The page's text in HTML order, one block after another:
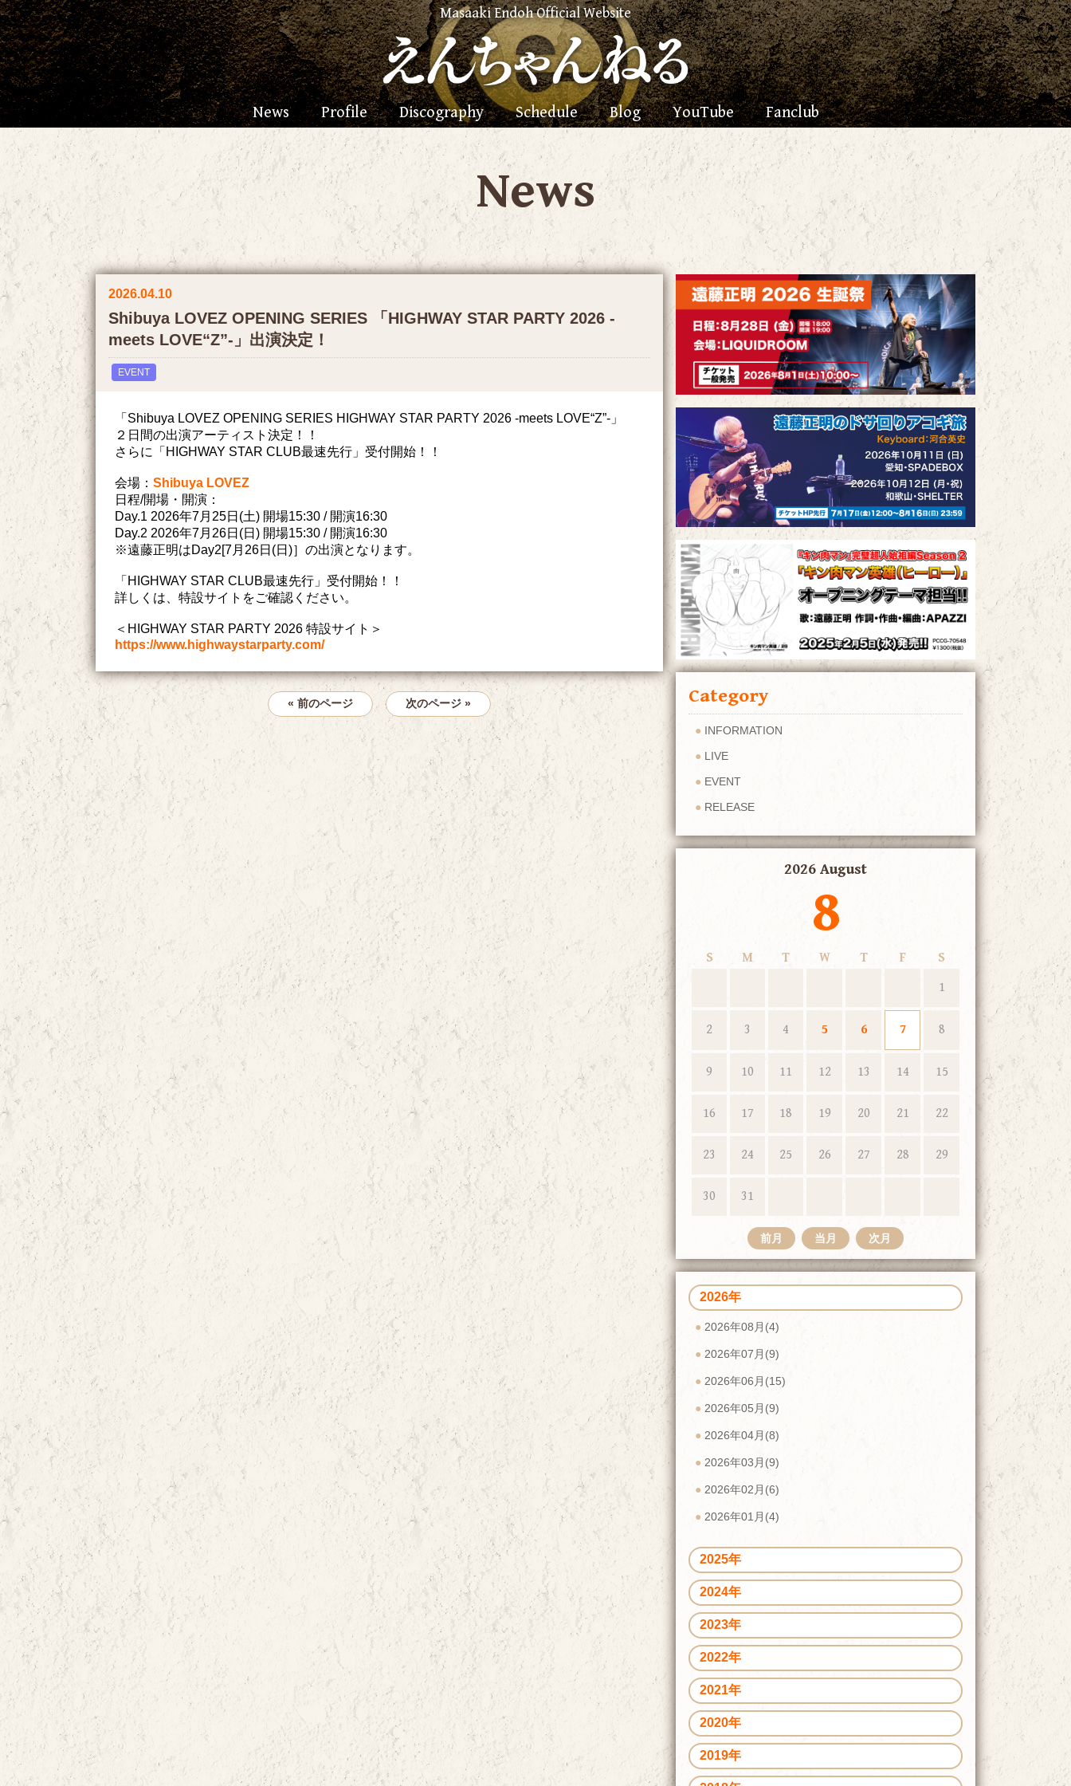
Masaaki Endoh Official Website
News Profile Discography Schedule Blog YouTube Fanclub
News
2026.04.10
Shibuya LOVEZ OPENING SERIES 「HIGHWAY STAR PARTY 2026 -
meets LOVE“Z”-」出演決定！
EVENT
「Shibuya LOVEZ OPENING SERIES HIGHWAY STAR PARTY 2026 -meets LOVE“Z”-」
２日間の出演アーティスト決定！！
さらに「HIGHWAY STAR CLUB最速先行」受付開始！！
会場： Shibuya LOVEZ
日程/開場・開演：
Day.1 2026年7月25日(土) 開場15:30 / 開演16:30
Day.2 2026年7月26日(日) 開場15:30 / 開演16:30
※遠藤正明はDay2[7月26日(日)］の出演となります。
「HIGHWAY STAR CLUB最速先行」受付開始！！
詳しくは、特設サイトをご確認ください。
＜HIGHWAY STAR PARTY 2026 特設サイト＞
https://www.highwaystarparty.com/
« 前のページ 次のページ » Category
INFORMATION
LIVE
EVENT
RELEASE
2026 August
8
S M T W T F
S
1
2 3 4 5 6 7 8
9 10 11 12 13 14 15
16 17 18 19 20 21 22
23 24 25 26 27 28 29
30 31
前月 当月 次月
2026年
2026年08月(4)
2026年07月(9)
2026年06月(15)
2026年05月(9)
2026年04月(8)
2026年03月(9)
2026年02月(6)
2026年01月(4)
2025年
2024年
2023年
2022年
2021年
2020年
2019年